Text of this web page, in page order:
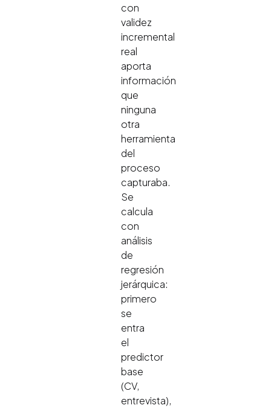
con
validez
incremental
real
aporta
información
que
ninguna
otra
herramienta
del
proceso
capturaba.
Se
calcula
con
análisis
de
regresión
jerárquica:
primero
se
entra
el
predictor
base
(CV,
entrevista),